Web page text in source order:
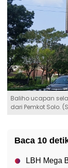
Baliho ucapan
dari Pemkot Solo.
Baca 10
LBH Mega